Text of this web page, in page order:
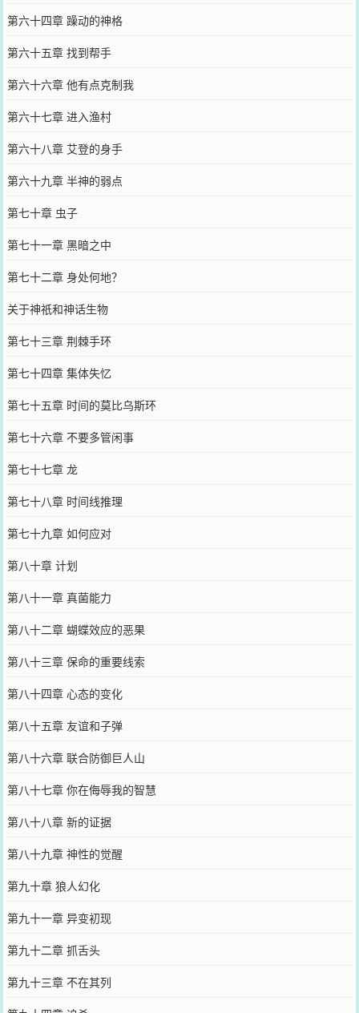
第六十四章 躁动的神格
第六十五章 找到帮手
第六十六章 他有点克制我
第六十七章 进入渔村
第六十八章 艾登的身手
第六十九章 半神的弱点
第七十章 虫子
第七十一章 黑暗之中
第七十二章 身处何地？
关于神祇和神话生物
第七十三章 荆棘手环
第七十四章 集体失忆
第七十五章 时间的莫比乌斯环
第七十六章 不要多管闲事
第七十七章 龙
第七十八章 时间线推理
第七十九章 如何应对
第八十章 计划
第八十一章 真菌能力
第八十二章 蝴蝶效应的恶果
第八十三章 保命的重要线索
第八十四章 心态的变化
第八十五章 友谊和子弹
第八十六章 联合防御巨人山
第八十七章 你在侮辱我的智慧
第八十八章 新的证据
第八十九章 神性的觉醒
第九十章 狼人幻化
第九十一章 异变初现
第九十二章 抓舌头
第九十三章 不在其列